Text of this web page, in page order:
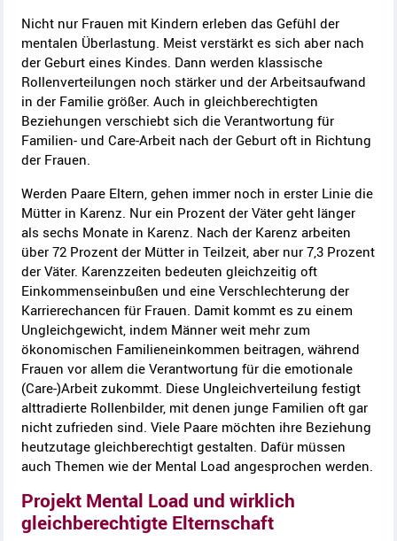
Nicht nur Frauen mit Kindern erleben das Gefühl der
mentalen Überlastung. Meist verstärkt es sich aber nach
der Geburt eines Kindes. Dann werden klassische
Rollenverteilungen noch stärker und der Arbeitsaufwand
in der Familie größer. Auch in gleichberechtigten
Beziehungen verschiebt sich die Verantwortung für
Familien- und Care-Arbeit nach der Geburt oft in Richtung
der Frauen.
Werden Paare Eltern, gehen immer noch in erster Linie die
Mütter in Karenz. Nur ein Prozent der Väter geht länger
als sechs Monate in Karenz. Nach der Karenz arbeiten
über 72 Prozent der Mütter in Teilzeit, aber nur 7,3 Prozent
der Väter. Karenzzeiten bedeuten gleichzeitig oft
Einkommenseinbußen und eine Verschlechterung der
Karrierechancen für Frauen. Damit kommt es zu einem
Ungleichgewicht, indem Männer weit mehr zum
ökonomischen Familieneinkommen beitragen, während
Frauen vor allem die Verantwortung für die emotionale
(Care-)Arbeit zukommt. Diese Ungleichverteilung festigt
alttradierte Rollenbilder, mit denen junge Familien oft gar
nicht zufrieden sind. Viele Paare möchten ihre Beziehung
heutzutage gleichberechtigt gestalten. Dafür müssen
auch Themen wie der Mental Load angesprochen werden.
Projekt Mental Load und wirklich
gleichberechtigte Elternschaft